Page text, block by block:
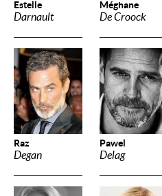
Estelle
Darnault
Méghane
De Croock
Raz
Degan
Pawel
Delag